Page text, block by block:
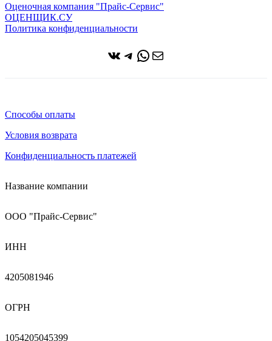
Оценочная компания "Прайс-Сервис"
ОЦЕНЩИК.СУ
Политика конфиденциальности
ВКонтакте
Telegram
WhatsApp
Почта
Способы оплаты
Условия возврата
Конфиденциальность платежей
Название компании
ООО "Прайс-Сервис"
ИНН
4205081946
ОГРН
1054205045399